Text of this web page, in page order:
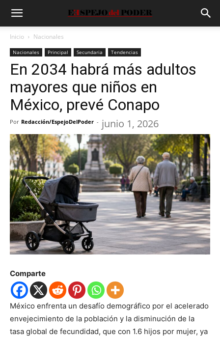
Inicio Nacionales
Nacionales Principal Secundaria Tendencias
En 2034 habrá más adultos
mayores que niños en
México, prevé Conapo
Por Redacción/EspejoDelPoder - junio 1, 2026
Comparte
México enfrenta un desafío demográfico por el acelerado
envejecimiento de la población y la disminución de la
tasa global de fecundidad, que con 1.6 hijos por mujer, ya